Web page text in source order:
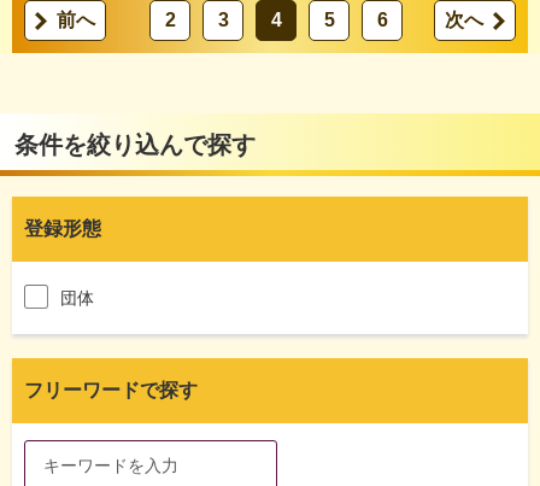
前へ 2 3 4 5 6 次へ
条件を絞り込んで探す
登録形態
団体
フリーワードで探す